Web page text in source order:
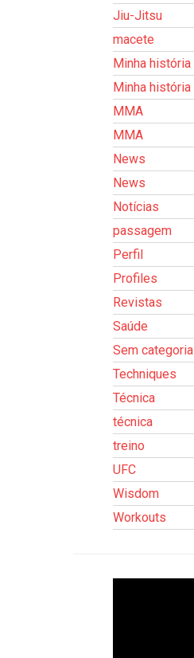
Jiu-Jitsu
macete
Minha história
Minha história
MMA
MMA
News
News
Notícias
passagem
Perfil
Profiles
Revistas
Saúde
Sem categoria
Techniques
Técnica
técnica
treino
UFC
Wisdom
Workouts